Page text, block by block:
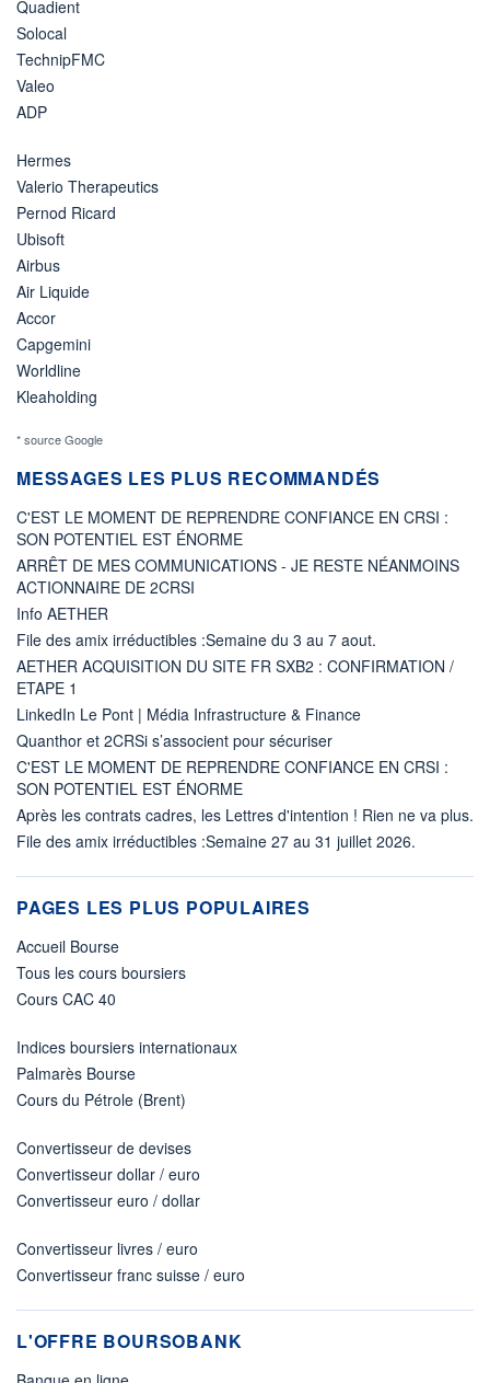
Quadient
Solocal
TechnipFMC
Valeo
ADP
Hermes
Valerio Therapeutics
Pernod Ricard
Ubisoft
Airbus
Air Liquide
Accor
Capgemini
Worldline
Kleaholding
* source Google
MESSAGES LES PLUS RECOMMANDÉS
C'EST LE MOMENT DE REPRENDRE CONFIANCE EN CRSI :
SON POTENTIEL EST ÉNORME
ARRÊT DE MES COMMUNICATIONS - JE RESTE NÉANMOINS
ACTIONNAIRE DE 2CRSI
Info AETHER
File des amix irréductibles :Semaine du 3 au 7 aout.
AETHER ACQUISITION DU SITE FR SXB2 : CONFIRMATION /
ETAPE 1
LinkedIn Le Pont | Média Infrastructure & Finance
Quanthor et 2CRSi s’associent pour sécuriser
C'EST LE MOMENT DE REPRENDRE CONFIANCE EN CRSI :
SON POTENTIEL EST ÉNORME
Après les contrats cadres, les Lettres d'intention ! Rien ne va plus.
File des amix irréductibles :Semaine 27 au 31 juillet 2026.
PAGES LES PLUS POPULAIRES
Accueil Bourse
Tous les cours boursiers
Cours CAC 40
Indices boursiers internationaux
Palmarès Bourse
Cours du Pétrole (Brent)
Convertisseur de devises
Convertisseur dollar / euro
Convertisseur euro / dollar
Convertisseur livres / euro
Convertisseur franc suisse / euro
L'OFFRE BOURSOBANK